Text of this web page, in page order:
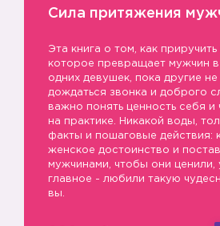
Сила притяжения
Эта книга о том, как
которое превращает мужчин
одних девушек, пока другие не
дождаться звонка и доброго
важно понять ценность себя и
на практике. Никакой воды,
факты и пошаговые действия:
женское достоинство и
мужчинами, чтобы они ценили,
главное - любили такую
вы.